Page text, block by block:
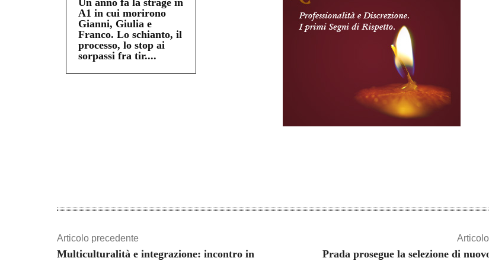
Un anno fa la strage in
A1 in cui morirono
Gianni, Giulia e
Franco. Lo schianto, il
processo, lo stop ai
sorpassi fra tir....
Articolo precedente
Multiculturalità e integrazione: incontro in
Prada prosegue la selezione di